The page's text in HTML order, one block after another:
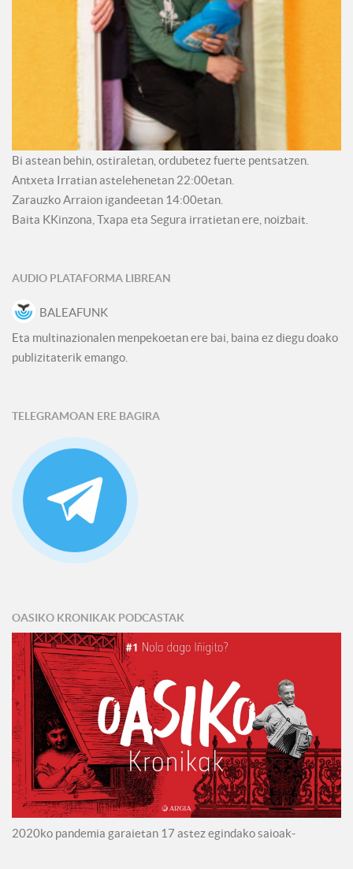
Bi astean behin, ostiraletan, ordubetez fuerte pentsatzen.
Antxeta Irratian astelehenetan 22:00etan.
Zarauzko Arraion igandeetan 14:00etan.
Baita KKinzona, Txapa eta Segura irratietan ere, noizbait.
AUDIO PLATAFORMA LIBREAN
BALEAFUNK
Eta multinazionalen menpekoetan ere bai, baina ez diegu doako
publizitaterik emango.
TELEGRAMOAN ERE BAGIRA
OASIKO KRONIKAK PODCASTAK
2020ko pandemia garaietan 17 astez egindako saioak-